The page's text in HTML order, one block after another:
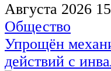
Августа 2026
Общество
Упрощён
действий с